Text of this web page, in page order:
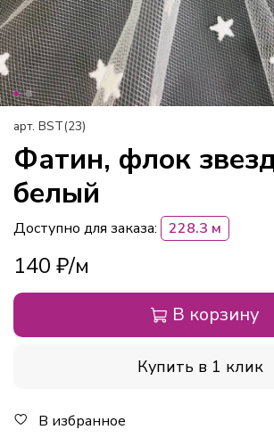
арт. BST(23)
Фатин, флок
белый
Доступно для заказа: 228.3 м
140 ₽
В корзину
Купить в 1 клик
В избранное